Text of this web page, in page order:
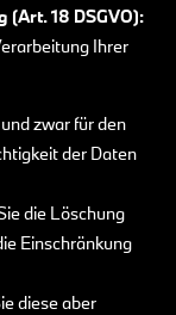
(Art. 18 DSGVO):
Ihrer
zwar für den
der Daten
die Löschung
Einschränkung
diese aber